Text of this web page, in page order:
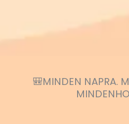
🎒MINDEN NAPRA.